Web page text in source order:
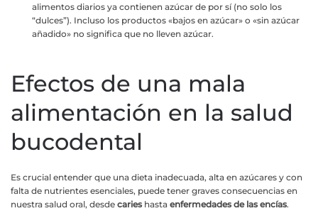
alimentos diarios ya contienen azúcar de por sí (no solo los
“dulces”). Incluso los productos «bajos en azúcar» o «sin azúcar
añadido» no significa que no lleven azúcar.
Efectos de una mala
alimentación en la salud
bucodental
Es crucial entender que una dieta inadecuada, alta en azúcares y con
falta de nutrientes esenciales, puede tener graves consecuencias en
nuestra salud oral, desde caries hasta enfermedades de las encías.